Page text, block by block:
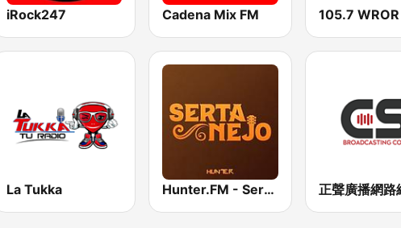
iRock247 Cadena Mix FM
La Tukka Hunter.FM - Sertanejo